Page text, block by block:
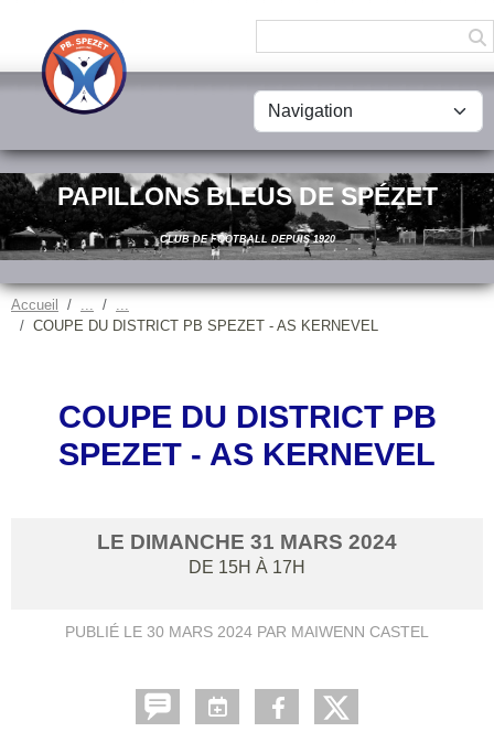
PAPILLONS BLEUS DE SPÉZET
CLUB DE FOOTBALL DEPUIS 1920
Accueil
COUPE DU DISTRICT PB SPEZET - AS KERNEVEL
COUPE DU DISTRICT PB
SPEZET - AS KERNEVEL
LE DIMANCHE 31 MARS 2024
DE 15H À 17H
PUBLIÉ LE 30 MARS 2024 PAR MAIWENN CASTEL